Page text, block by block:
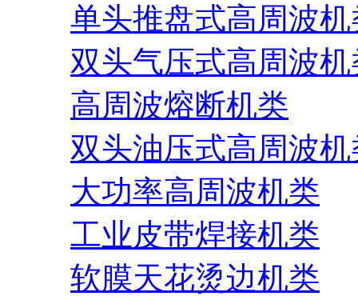
单头推盘式高周波机
双头气压式高周波机
高周波熔断机类
双头油压式高周波机
大功率高周波机类
工业皮带焊接机类
软膜天花烫边机类